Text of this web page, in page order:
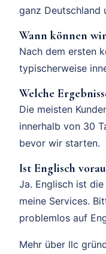
ganz Deutschland
Wann können
Nach dem ersten
typischerweise
Welche
Die meisten
innerhalb von 30
bevor wir starten.
Ist Englisch
Ja. Englisch ist
meine Services.
problemlos auf
Mehr über llc